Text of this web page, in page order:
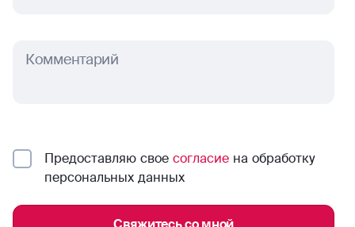
Комментарий
Предоставляю свое согласие на обработку
персональных данных